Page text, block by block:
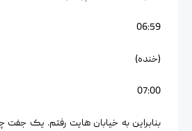
06:59
(خنده)
07:00
بنابراین به خیابان هایت رفتم. یک